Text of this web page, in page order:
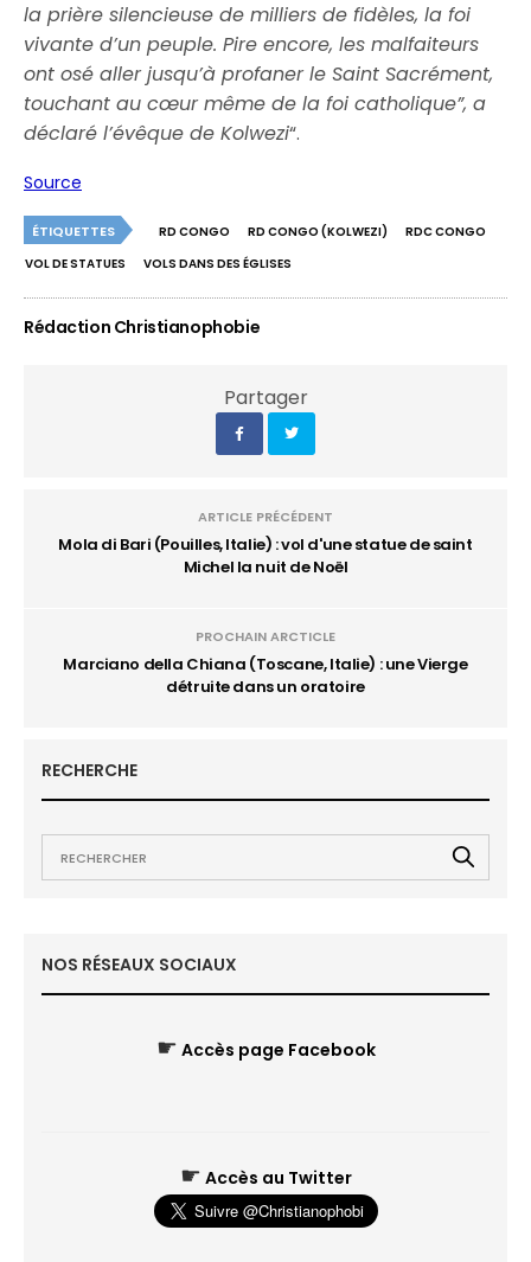
la prière silencieuse de milliers de fidèles, la foi
vivante d’un peuple. Pire encore, les malfaiteurs
ont osé aller jusqu’à profaner le Saint Sacrément,
touchant au cœur même de la foi catholique”, a
déclaré l’évêque de Kolwezi“.
Source
ÉTIQUETTES RD CONGO RD CONGO (KOLWEZI)
RDC CONGO
VOL DE STATUES
VOLS DANS DES ÉGLISES
Rédaction Christianophobie
Partager
ARTICLE PRÉCÉDENT
Mola di Bari (Pouilles, Italie) : vol d'une statue de saint
Michel la nuit de Noël
PROCHAIN ARCTICLE
Marciano della Chiana (Toscane, Italie) : une Vierge
détruite dans un oratoire
RECHERCHE
NOS RÉSEAUX SOCIAUX
☛ Accès page Facebook
☛ Accès au Twitter